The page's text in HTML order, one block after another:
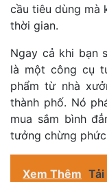
cầu tiêu dùng mà
thời gian.
Ngay cả khi bạn
là một công cụ
phẩm từ nhà
thành phố. Nó
mua sắm bình
tưởng chừng
Xem Thêm